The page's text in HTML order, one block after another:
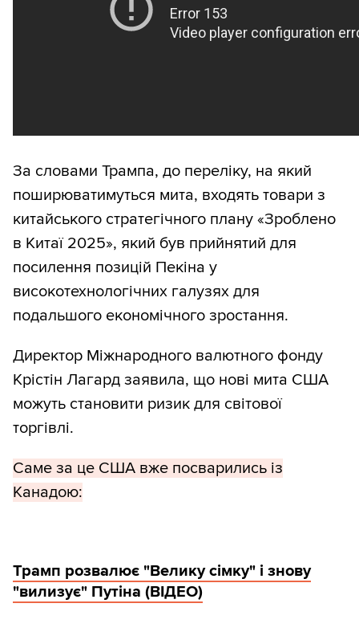
За словами Трампа, до переліку, на який
поширюватимуться мита, входять товари з
китайського стратегічного плану «Зроблено
в Китаї 2025», який був прийнятий для
посилення позицій Пекіна у
високотехнологічних галузях для
подальшого економічного зростання.
Директор Міжнародного валютного фонду
Крістін Лагард заявила, що нові мита США
можуть становити ризик для світової
торгівлі.
Саме за це США вже посварились із
Канадою:
Трамп розвалює "Велику сімку" і знову
"вилизує" Путіна (ВІДЕО)